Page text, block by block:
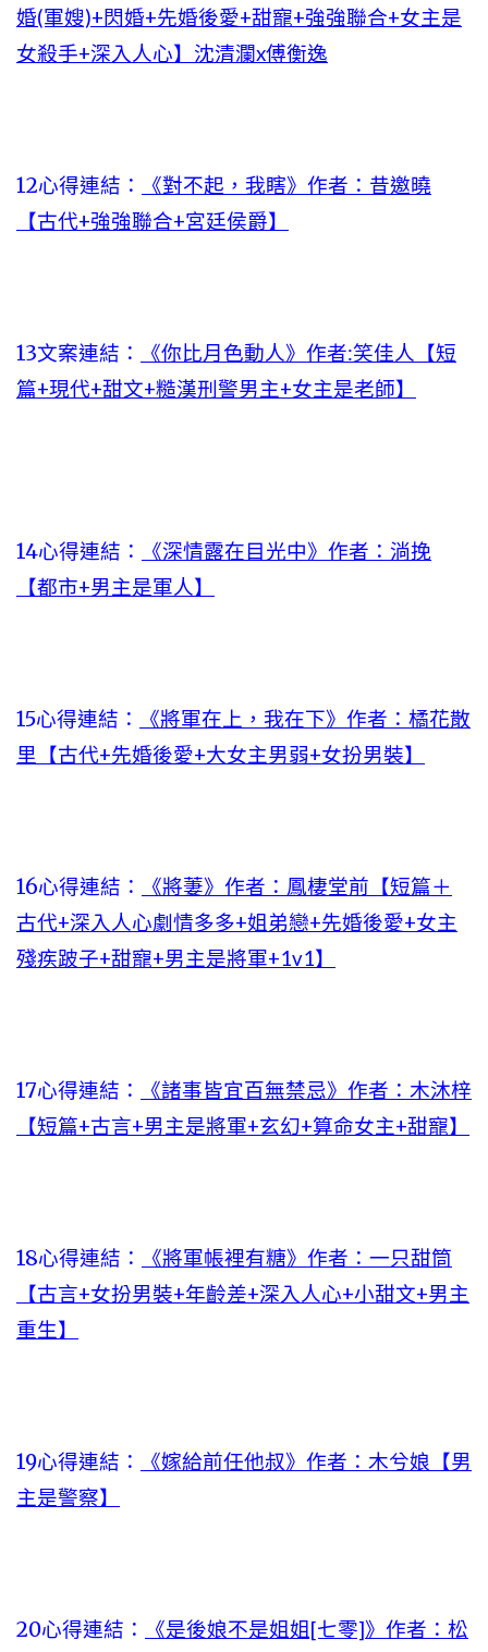
婚(軍嫂)+閃婚+先婚後愛+甜寵+強強聯合+女主是
女殺手+深入人心】沈清瀾x傅衡逸
12心得連結：
《對不起，我瞎》作者：昔邀曉
【古代+強強聯合+宮廷侯爵】
13文案連結：
《你比月色動人》作者:笑佳人【短
篇+現代+甜文+糙漢刑警男主+女主是老師】
14心得連結：
《深情露在目光中》作者：淌挽
【都市+男主是軍人】
15心得連結：
《將軍在上，我在下》作者：橘花散
里【古代+先婚後愛+大女主男弱+女扮男裝】
16心得連結：
《將萋》作者：鳳棲堂前【短篇＋
古代+深入人心劇情多多+姐弟戀+先婚後愛+女主
殘疾跛子+甜寵+男主是將軍+1v1】
17心得連結：
《諸事皆宜百無禁忌》作者：木沐梓
【短篇+古言+男主是將軍+玄幻+算命女主+甜寵】
18心得連結：
《將軍帳裡有糖》作者：一只甜筒
【古言+女扮男裝+年齡差+深入人心+小甜文+男主
重生】
19心得連結：
《嫁給前任他叔》作者：木兮娘【男
主是警察】
20心得連結：
《是後娘不是姐姐[七零]》作者：松